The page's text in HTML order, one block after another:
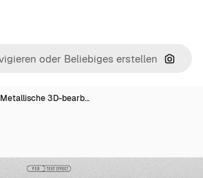
Nach
Metallische 3D-bearb…